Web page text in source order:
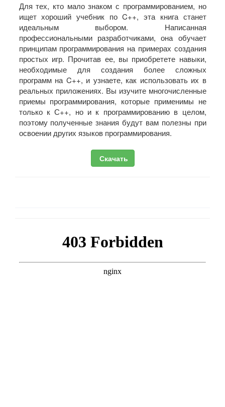
Для тех, кто мало знаком с программированием, но
ищет хороший учебник по C++, эта книга станет
идеальным выбором. Написанная
профессиональными разработчиками, она обучает
принципам программирования на примерах создания
простых игр. Прочитав ее, вы приобретете навыки,
необходимые для создания более сложных
программ на C++, и узнаете, как использовать их в
реальных приложениях. Вы изучите многочисленные
приемы программирования, которые применимы не
только к С++, но и к программированию в целом,
поэтому полученные знания будут вам полезны при
освоении других языков программирования.
Скачать